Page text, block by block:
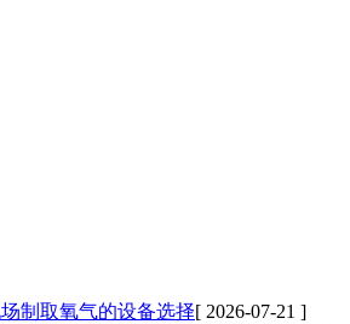
制取氧气的设备选择[ 2026-07-21 ]